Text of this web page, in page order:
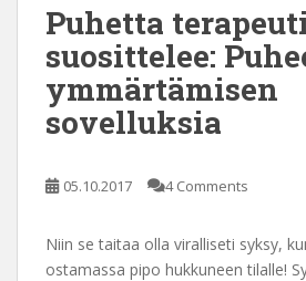
Puhetta
suosittelee:
ymmärtämisen
sovelluksia
05.10.2017 4 Comments
Niin se taitaa olla viralliseti syksy,
ostamassa pipo hukkuneen tilalle!